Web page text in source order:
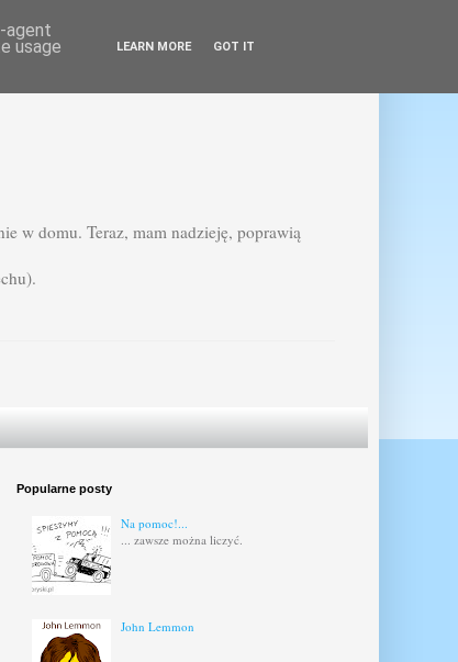
w domu. Teraz, mam nadzieję, poprawią
Popularne posty
Na pomoc!...
... zawsze można liczyć.
John Lemmon
agent
usage LEARN MORE GOT IT